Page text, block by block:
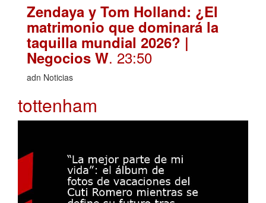
Zendaya y Tom Holland: ¿El
matrimonio que dominará la
taquilla mundial 2026? |
Negocios W. 23:50
adn Noticias
tottenham